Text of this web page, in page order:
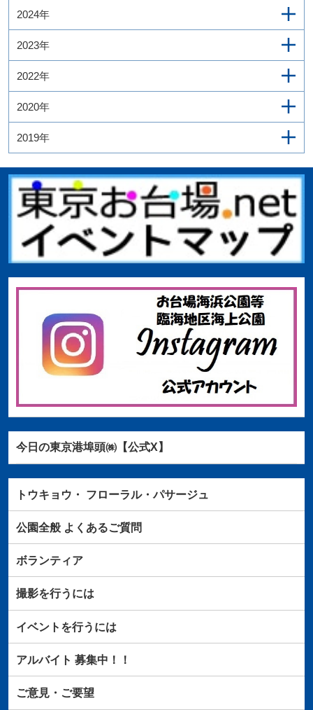
2024年
2023年
2022年
2020年
2019年
今日の東京港埠頭㈱【公式X】
トウキョウ・ フローラル・パサージュ
公園全般よくあるご質問
ボランティア
撮影を行うには
イベントを行うには
アルバイト 募集中！！
ご意見・ご要望